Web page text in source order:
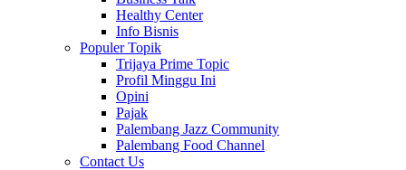
Healthy Center
Info Bisnis
Populer Topik
Trijaya Prime Topic
Profil Minggu Ini
Opini
Pajak
Palembang Jazz Community
Palembang Food Channel
Contact Us